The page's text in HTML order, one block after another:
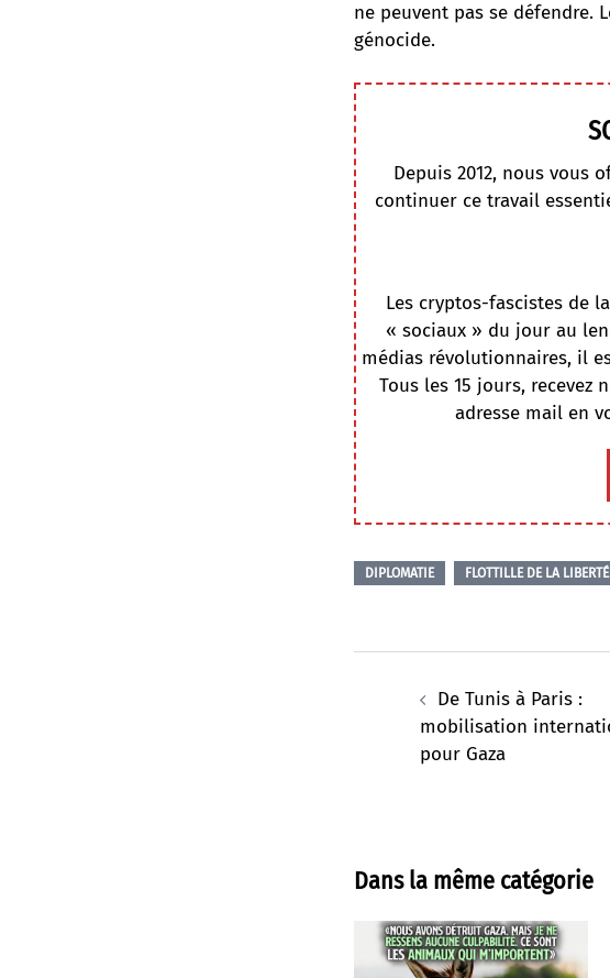
ne peuvent pas se défendre.
génocide.
Depuis 2012, nous
continuer ce travail
Les cryptos-fascistes de
« sociaux » du jour au
médias révolutionnaires, il
Tous les 15 jours,
adresse mail en
DIPLOMATIE FLOTTILLE DE LA LIBERTÉ
d’articleDe Tunis à Paris :
mobilisation
pour Gaza
Dans la même catégorie